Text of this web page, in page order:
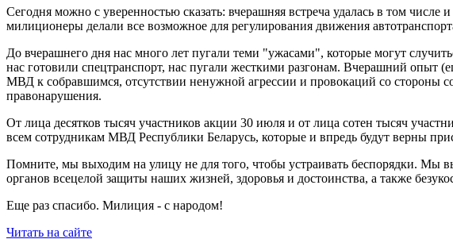
Сегодня можно с уверенностью сказать: вчерашняя встреча удалась в том
милиционеры делали все возможное для регулирования движения
До вчерашнего дня нас много лет пугали теми "ужасами", которые могут
нас готовили спецтранспорт, нас пугали жесткими разгонам. Вчерашний опыт
МВД к собравшимся, отсутствии ненужной агрессии и провокаций со стороны
правонарушения.
От лица десятков тысяч участников акции 30 июля и от лица сотен тысяч
всем сотрудникам МВД Республики Беларусь, которые и впредь будут верны
Помните, мы выходим на улицу не для того, чтобы устраивать беспорядки.
органов всецелой защиты наших жизней, здоровья и достоинства, а также
Еще раз спасибо. Милиция - с народом!
Читать на сайте